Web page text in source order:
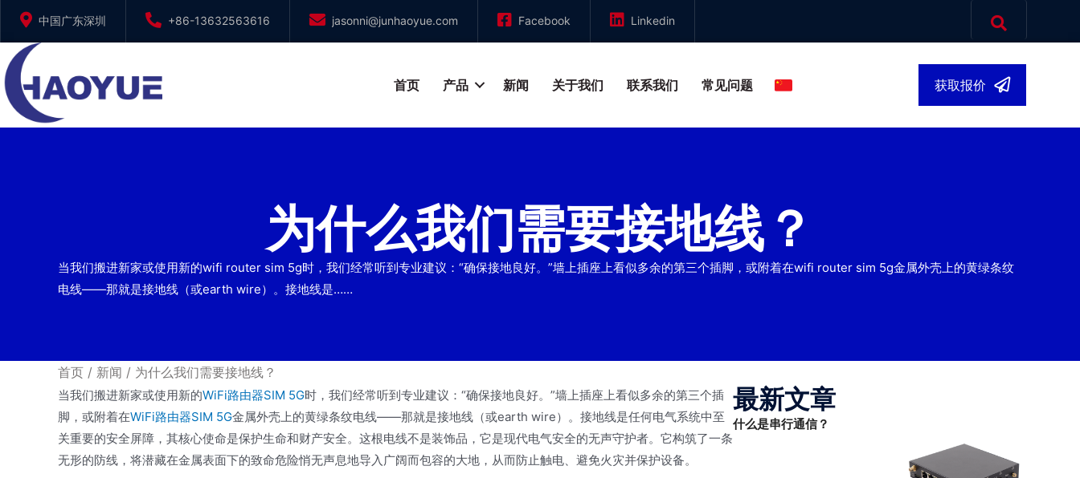
容
中国广东深圳 +86-13632563616 jasonni@junhaoyue.com Facebook Linkedin
首页 产品 新闻 关于我们 联系我们 常见问题 获取报价
为什么我们需要接地线？
当我们搬进新家或使用新的wifi router sim 5g时，我们经常听到专业建议：“确保接地良好。”墙上插座上看似多余的第三个插脚，或附着在wifi router sim 5g金属外壳上的黄绿条纹
电线——那就是接地线（或earth wire）。接地线是……
首页 / 新闻 / 为什么我们需要接地线？
当我们搬进新家或使用新的WiFi路由器SIM 5G时，我们经常听到专业建议：“确保接地良好。”墙上插座上看似多余的第三个插
脚，或附着在WiFi路由器SIM 5G金属外壳上的黄绿条纹电线——那就是接地线（或earth wire）。接地线是任何电气系统中至
关重要的安全屏障，其核心使命是保护生命和财产安全。这根电线不是装饰品，它是现代电气安全的无声守护者。它构筑了一条
无形的防线，将潜藏在金属表面下的致命危险悄无声息地导入广阔而包容的大地，从而防止触电、避免火灾并保护设备。
最新文章
什么是串行通信？